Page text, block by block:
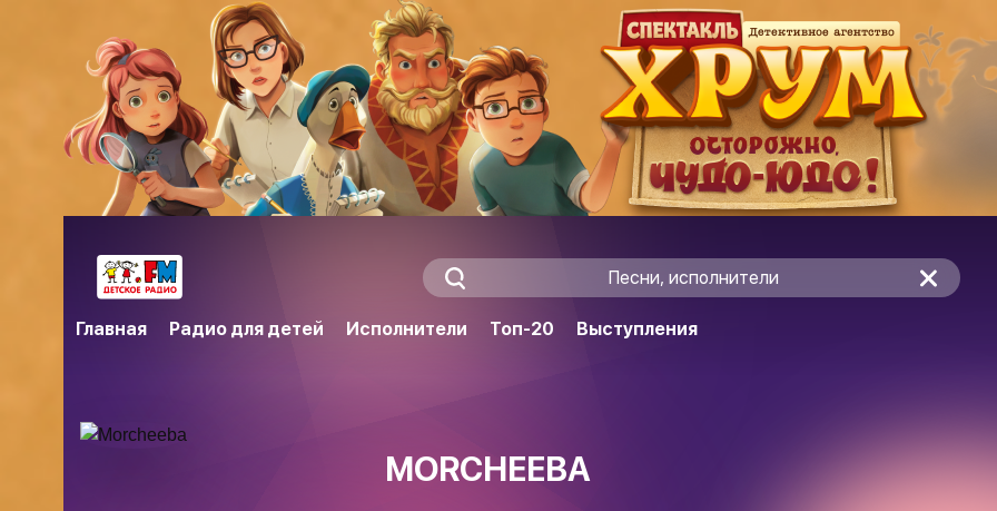
Главная Радио для детей Исполнители Топ-20 Выступления
Песни, исполнители
MORCHEEBA